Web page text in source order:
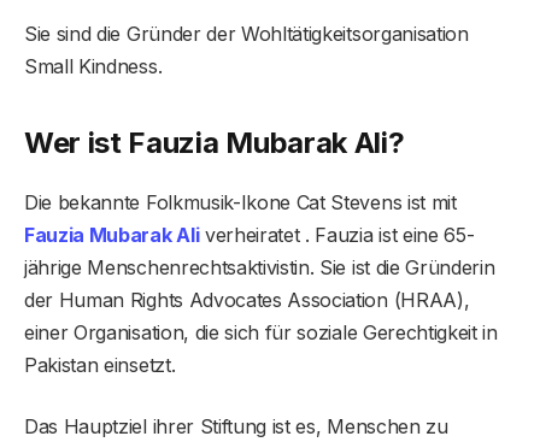
Sie sind die Gründer der Wohltätigkeitsorganisation
Small Kindness.
Wer ist Fauzia Mubarak Ali?
Die bekannte Folkmusik-Ikone Cat Stevens ist mit
Fauzia Mubarak Aliverheiratet . Fauzia ist eine 65-
jährige Menschenrechtsaktivistin. Sie ist die Gründerin
der Human Rights Advocates Association (HRAA),
einer Organisation, die sich für soziale Gerechtigkeit in
Pakistan einsetzt.
Das Hauptziel ihrer Stiftung ist es, Menschen zu